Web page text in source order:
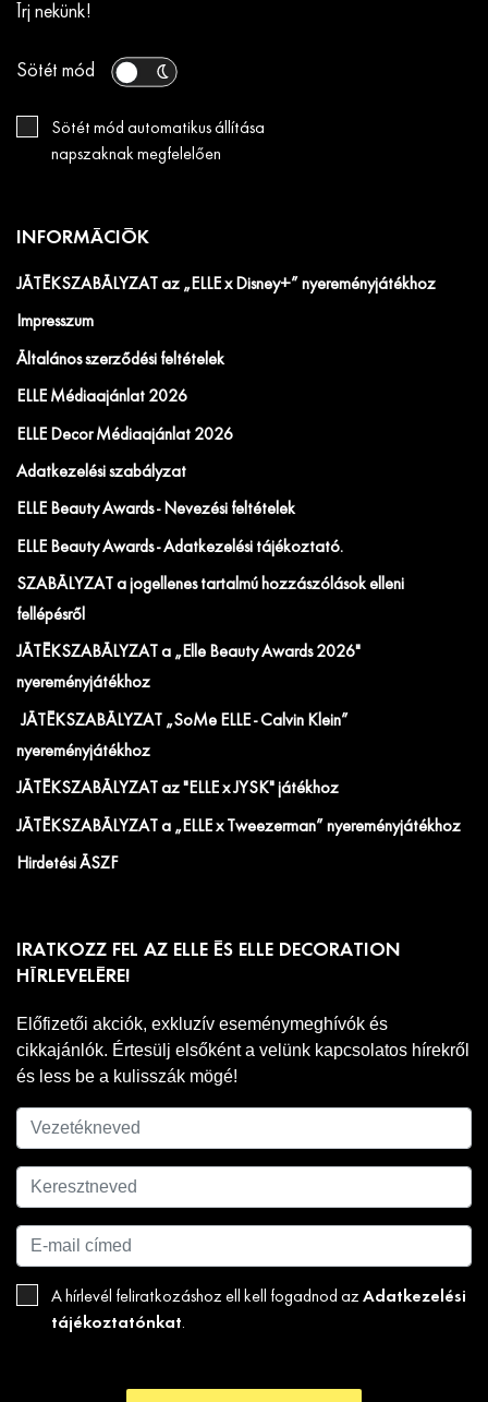
Írj nekünk!
Sötét mód
Sötét mód automatikus állítása
napszaknak megfelelően
INFORMÁCIÓK
JÁTÉKSZABÁLYZAT az „ELLE x Disney+” nyereményjátékhoz
Impresszum
Általános szerződési feltételek
ELLE Médiaajánlat 2026
ELLE Decor Médiaajánlat 2026
Adatkezelési szabályzat
ELLE Beauty Awards - Nevezési feltételek
ELLE Beauty Awards - Adatkezelési tájékoztató.
SZABÁLYZAT a jogellenes tartalmú hozzászólások elleni
fellépésről
JÁTÉKSZABÁLYZAT a „Elle Beauty Awards 2026"
nyereményjátékhoz
JÁTÉKSZABÁLYZAT „SoMe ELLE - Calvin Klein”
nyereményjátékhoz
JÁTÉKSZABÁLYZAT az "ELLE x JYSK" játékhoz
JÁTÉKSZABÁLYZAT a „ELLE x Tweezerman” nyereményjátékhoz
Hirdetési ÁSZF
IRATKOZZ FEL AZ ELLE ÉS ELLE DECORATION
HÍRLEVELÉRE!
Előfizetői akciók, exkluzív eseménymeghívók és
cikkajánlók. Értesülj elsőként a velünk kapcsolatos hírekről
és less be a kulisszák mögé!
A hírlevél feliratkozáshoz ell kell fogadnod az Adatkezelési
tájékoztatónkat.